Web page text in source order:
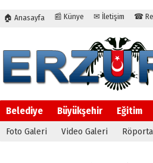
🏠 Anasayfa 📰 Künye ✉ İletişim ☎
Belediye Büyükşehir Eğitim
Foto Galeri Video Galeri